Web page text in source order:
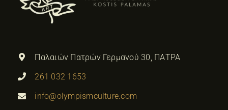
Παλαιών Πατρών Γερμανού 30, ΠΑΤΡΑ
261 032 1653
info@olympismculture.com